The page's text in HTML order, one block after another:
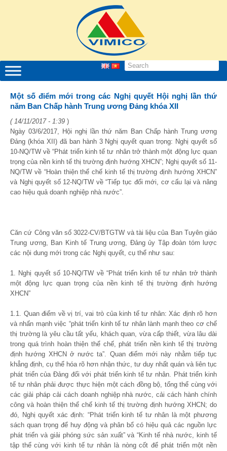
Một số điểm mới trong các Nghị quyết Hội nghị lần thứ
năm Ban Chấp hành Trung ương Đảng khóa XII
( 14/11/2017 - 1:39 )
Ngày 03/6/2017, Hội nghị lần thứ năm Ban Chấp hành Trung ương
Đảng (khóa XII) đã ban hành 3 Nghị quyết quan trọng: Nghị quyết số
10-NQ/TW về “Phát triển kinh tế tư nhân trở thành một động lực quan
trọng của nền kinh tế thị trường định hướng XHCN”; Nghị quyết số 11-
NQ/TW về “Hoàn thiện thể chế kinh tế thị trường định hướng XHCN”
và Nghị quyết số 12-NQ/TW về “Tiếp tục đổi mới, cơ cấu lại và nâng
cao hiệu quả doanh nghiệp nhà nước”.
Căn cứ Công văn số 3022-CV/BTGTW và tài liệu của Ban Tuyên giáo
Trung ương, Ban Kinh tế Trung ương, Đảng ủy Tập đoàn tóm lược
các nội dung mới trong các Nghị quyết, cụ thể như sau:
1. Nghị quyết số 10-NQ/TW về “Phát triển kinh tế tư nhân trở thành
một động lực quan trọng của nền kinh tế thị trường định hướng
XHCN”
1.1. Quan điểm về vị trí, vai trò của kinh tế tư nhân: Xác định rõ hơn
và nhấn mạnh việc “phát triển kinh tế tư nhân lành mạnh theo cơ chế
thị trường là yêu cầu tất yếu, khách quan, vừa cấp thiết, vừa lâu dài
trong quá trình hoàn thiện thể chế, phát triển nền kinh tế thị trường
định hướng XHCN ở nước ta”. Quan điểm mới này nhằm tiếp tục
khẳng định, cụ thể hóa rõ hơn nhận thức, tư duy nhất quán và liên tục
phát triển của Đảng đối với phát triển kinh tế tư nhân. Phát triển kinh
tế tư nhân phải được thực hiện một cách đồng bộ, tổng thể cùng với
các giải pháp cải cách doanh nghiệp nhà nước, cải cách hành chính
công và hoàn thiện thể chế kinh tế thị trường định hướng XHCN; do
đó, Nghị quyết xác định: “Phát triển kinh tế tư nhân là một phương
sách quan trọng để huy động và phân bổ có hiệu quả các nguồn lực
phát triển và giải phóng sức sản xuất” và “Kinh tế nhà nước, kinh tế
tập thể cùng với kinh tế tư nhân là nòng cốt để phát triển một nền